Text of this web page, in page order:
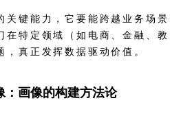
关键能力，它要能跨越业务场景
在特定领域（如电商、金融、教
，真正发挥数据驱动价值。
：画像的构建方法论